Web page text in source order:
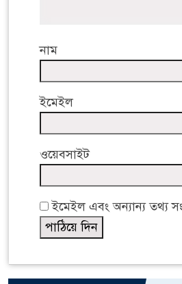
নাম
ইমেইল
ওয়েবসাইট
ইমেইল এবং অন্যান্য তথ্য